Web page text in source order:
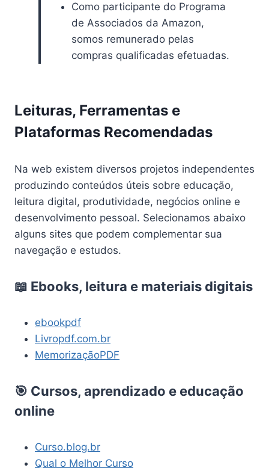
Como participante do Programa
de Associados da Amazon,
somos remunerado pelas
compras qualificadas efetuadas.
Leituras, Ferramentas e
Plataformas Recomendadas
Na web existem diversos projetos independentes
produzindo conteúdos úteis sobre educação,
leitura digital, produtividade, negócios online e
desenvolvimento pessoal. Selecionamos abaixo
alguns sites que podem complementar sua
navegação e estudos.
📖 Ebooks, leitura e materiais digitais
ebookpdf
Livropdf.com.br
MemorizaçãoPDF
🎯 Cursos, aprendizado e educação
online
Curso.blog.br
Qual o Melhor Curso